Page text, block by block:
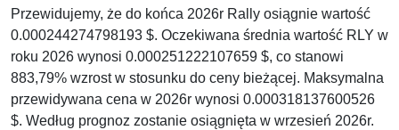
Przewidujemy, że do końca 2026r Rally osiągnie wartość
0.000244274798193 $. Oczekiwana średnia wartość RLY w
roku 2026 wynosi 0.000251222107659 $, co stanowi
883,79% wzrost w stosunku do ceny bieżącej. Maksymalna
przewidywana cena w 2026r wynosi 0.000318137600526
$. Według prognoz zostanie osiągnięta w wrzesień 2026r.